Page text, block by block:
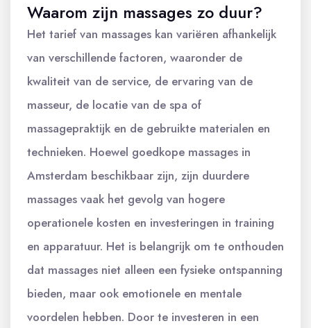
Waarom zijn massages zo duur?
Het tarief van massages kan variëren afhankelijk
van verschillende factoren, waaronder de
kwaliteit van de service, de ervaring van de
masseur, de locatie van de spa of
massagepraktijk en de gebruikte materialen en
technieken. Hoewel goedkope massages in
Amsterdam beschikbaar zijn, zijn duurdere
massages vaak het gevolg van hogere
operationele kosten en investeringen in training
en apparatuur. Het is belangrijk om te onthouden
dat massages niet alleen een fysieke ontspanning
bieden, maar ook emotionele en mentale
voordelen hebben. Door te investeren in een